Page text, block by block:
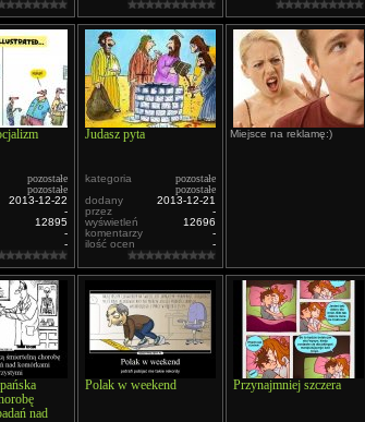
pozostałe
pozostałe
2013-12-22
-
12895
-
-
Judasz pyta
kategoria
pozostałe
pozostałe
dodany
2013-12-21
przez
-
wyświetleń
12696
komentarzy
-
ilość ocen
-
Miejsce na reklamę:)
nad
Polak w weekend Przynajmniej szczera